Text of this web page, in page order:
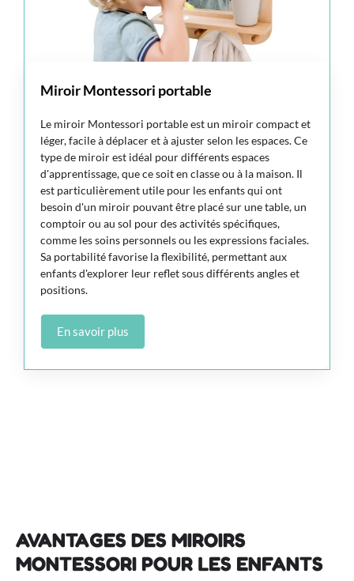
Miroir Montessori portable
Le miroir Montessori portable est un miroir compact et
léger, facile à déplacer et à ajuster selon les espaces. Ce
type de miroir est idéal pour différents espaces
d'apprentissage, que ce soit en classe ou à la maison. Il
est particulièrement utile pour les enfants qui ont
besoin d'un miroir pouvant être placé sur une table, un
comptoir ou au sol pour des activités spécifiques,
comme les soins personnels ou les expressions faciales.
Sa portabilité favorise la flexibilité, permettant aux
enfants d'explorer leur reflet sous différents angles et
positions.
En savoir plus
AVANTAGES DES MIROIRS
MONTESSORI POUR LES ENFANTS